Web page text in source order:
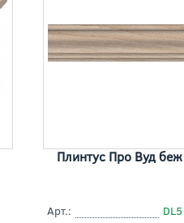
Плинтус Про Вуд
Арт.: